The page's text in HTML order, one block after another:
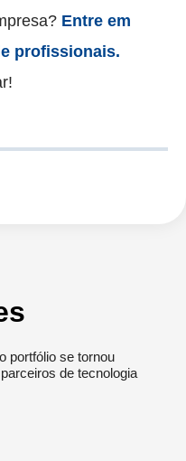
Entre em
profissionais.
portfólio se tornou
de tecnologia